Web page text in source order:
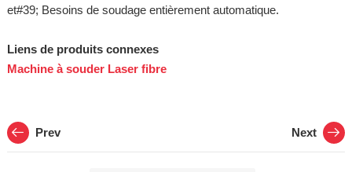
et#39; Besoins de soudage entièrement automatique.
Liens de produits connexes
Machine à souder Laser fibre
Prev Next